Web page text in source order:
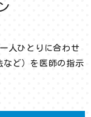
人ひとりに合わせ
など）を医師の指示